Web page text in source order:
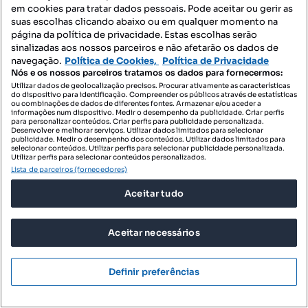
Moradia T3 para venda
Tipologia
T3
Preço por metro quadrado
140 m²
Remax Lounge
Profissional
em cookies para tratar dados pessoais. Pode aceitar ou gerir as
suas escolhas clicando abaixo ou em qualquer momento na
página da política de privacidade. Estas escolhas serão
sinalizadas aos nossos parceiros e não afetarão os dados de
navegação. Política de Cookies, Política de Privacidade
Nós e os nossos parceiros tratamos os dados para fornecermos:
Utilizar dados de geolocalização precisos. Procurar ativamente as características
do dispositivo para identificação. Compreender os públicos através de estatísticas
ou combinações de dados de diferentes fontes. Armazenar e/ou aceder a
informações num dispositivo. Medir o desempenho da publicidade. Criar perfis
para personalizar conteúdos. Criar perfis para publicidade personalizada.
Desenvolver e melhorar serviços. Utilizar dados limitados para selecionar
publicidade. Medir o desempenho dos conteúdos. Utilizar dados limitados para
selecionar conteúdos. Utilizar perfis para selecionar publicidade personalizada.
Utilizar perfis para selecionar conteúdos personalizados.
Lista de parceiros (fornecedores)
Aceitar tudo
Aceitar necessários
Definir preferências